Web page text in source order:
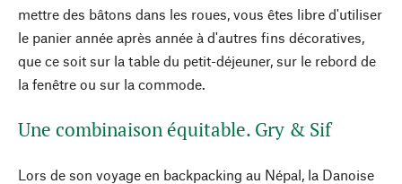
mettre des bâtons dans les roues, vous êtes libre d'utiliser
le panier année après année à d'autres fins décoratives,
que ce soit sur la table du petit-déjeuner, sur le rebord de
la fenêtre ou sur la commode.
Une combinaison équitable. Gry & Sif
Lors de son voyage en backpacking au Népal, la Danoise